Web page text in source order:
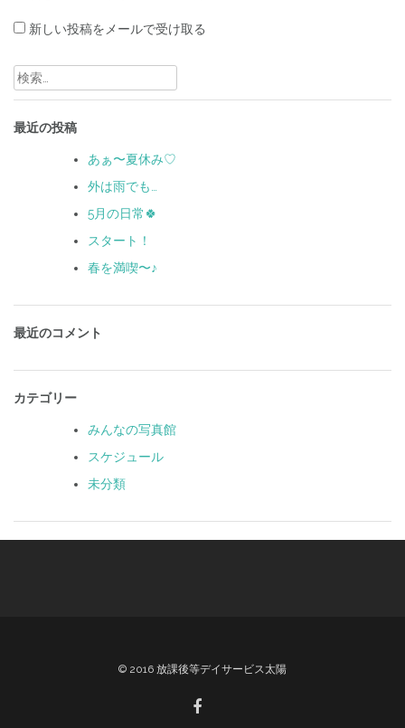
新しい投稿をメールで受け取る
検
索:
最近の投稿
あぁ〜夏休み♡
外は雨でも…
5月の日常🍀
スタート！
春を満喫〜♪
最近のコメント
カテゴリー
みんなの写真館
スケジュール
未分類
© 2016 放課後等デイサービス太陽